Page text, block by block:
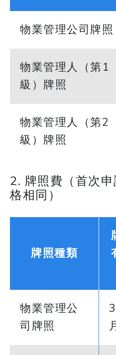
物業管理公司牌照
物業管理人（第1
級）牌照
物業管理人（第2
級）牌照
2. 牌照費（首次
格相同）
牌照種類
物業管理公
司牌照